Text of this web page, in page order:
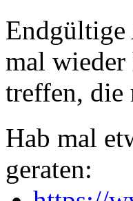
mal wieder
treffen, die
Hab mal
geraten: